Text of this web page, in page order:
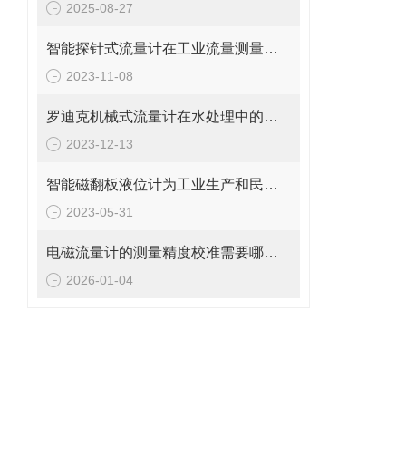
2025-08-27
智能探针式流量计在工业流量测量中的应用
2023-11-08
罗迪克机械式流量计在水处理中的应用
2023-12-13
智能磁翻板液位计为工业生产和民用生活提供了重要的保障
2023-05-31
电磁流量计的测量精度校准需要哪些工具和设备?
2026-01-04